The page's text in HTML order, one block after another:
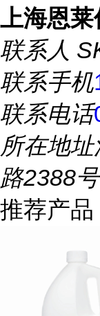
上海恩莱
联系人
联系手机
联系电话
所在地址
路2388
推荐产品